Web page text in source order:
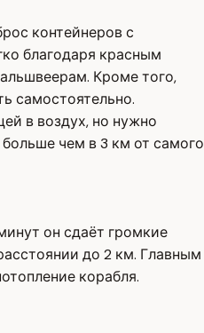
контейнеров с
благодаря красным
Кроме того,
самостоятельно.
в воздух, но нужно
чем в 3 км от самого
он сдаёт громкие
до 2 км. Главным
корабля.